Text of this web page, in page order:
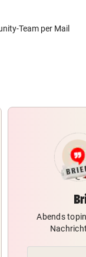
Team per Mail
Abends